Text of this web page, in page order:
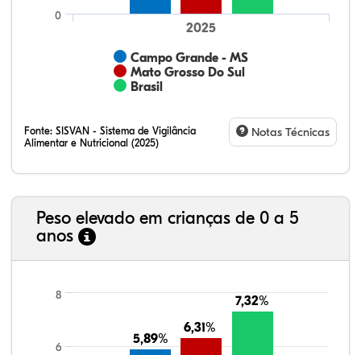
Campo Grande - MS
Mato Grosso Do Sul
Brasil
2025
0
Fonte: SISVAN - Sistema de Vigilância
Alimentar e Nutricional (2025)
Notas Técnicas
Peso elevado em crianças de 0 a 5
anos
5,89%
5,89%
6,31%
6,31%
7,32%
7,32%
6
8